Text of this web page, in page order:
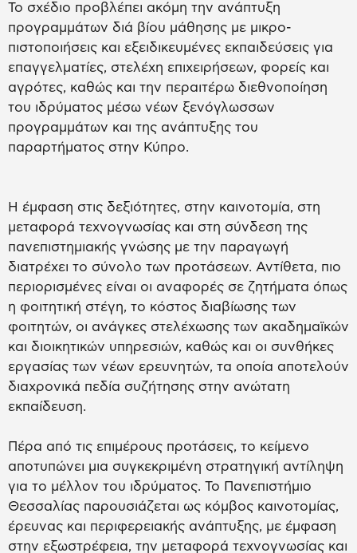
Το σχέδιο προβλέπει ακόμη την ανάπτυξη
προγραμμάτων διά βίου μάθησης με μικρο-
πιστοποιήσεις και εξειδικευμένες εκπαιδεύσεις για
επαγγελματίες, στελέχη επιχειρήσεων, φορείς και
αγρότες, καθώς και την περαιτέρω διεθνοποίηση
του ιδρύματος μέσω νέων ξενόγλωσσων
προγραμμάτων και της ανάπτυξης του
παραρτήματος στην Κύπρο.
Η έμφαση στις δεξιότητες, στην καινοτομία, στη
μεταφορά τεχνογνωσίας και στη σύνδεση της
πανεπιστημιακής γνώσης με την παραγωγή
διατρέχει το σύνολο των προτάσεων. Αντίθετα, πιο
περιορισμένες είναι οι αναφορές σε ζητήματα όπως
η φοιτητική στέγη, το κόστος διαβίωσης των
φοιτητών, οι ανάγκες στελέχωσης των ακαδημαϊκών
και διοικητικών υπηρεσιών, καθώς και οι συνθήκες
εργασίας των νέων ερευνητών, τα οποία αποτελούν
διαχρονικά πεδία συζήτησης στην ανώτατη
εκπαίδευση.
Πέρα από τις επιμέρους προτάσεις, το κείμενο
αποτυπώνει μια συγκεκριμένη στρατηγική αντίληψη
για το μέλλον του ιδρύματος. Το Πανεπιστήμιο
Θεσσαλίας παρουσιάζεται ως κόμβος καινοτομίας,
έρευνας και περιφερειακής ανάπτυξης, με έμφαση
στην εξωστρέφεια, την μεταφορά τεχνογνωσίας και